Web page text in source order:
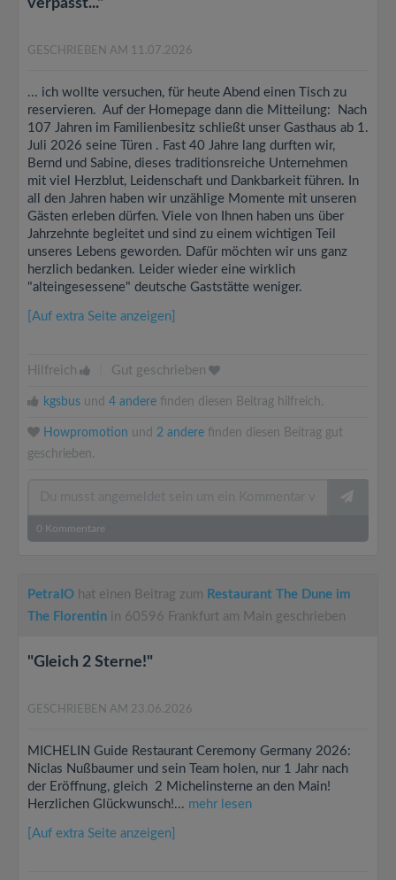
verpasst..."
GESCHRIEBEN AM 11.07.2026
... ich wollte versuchen, für heute Abend einen Tisch zu
reservieren. Auf der Homepage dann die Mitteilung: Nach
107 Jahren im Familienbesitz schließt unser Gasthaus ab 1.
Juli 2026 seine Türen . Fast 40 Jahre lang durften wir,
Bernd und Sabine, dieses traditionsreiche Unternehmen
mit viel Herzblut, Leidenschaft und Dankbarkeit führen. In
all den Jahren haben wir unzählige Momente mit unseren
Gästen erleben dürfen. Viele von Ihnen haben uns über
Jahrzehnte begleitet und sind zu einem wichtigen Teil
unseres Lebens geworden. Dafür möchten wir uns ganz
herzlich bedanken. Leider wieder eine wirklich
"alteingesessene" deutsche Gaststätte weniger.
[Auf extra Seite anzeigen]
Hilfreich Gut geschrieben
kgsbus und 4 andere finden diesen Beitrag hilfreich.
Howpromotion und 2 andere finden diesen Beitrag gut
geschrieben.
0 Kommentare
PetraIO hat einen Beitrag zum Restaurant The Dune im
The Florentin in 60596 Frankfurt am Main geschrieben
"Gleich 2 Sterne!"
GESCHRIEBEN AM 23.06.2026
MICHELIN Guide Restaurant Ceremony Germany 2026:
Niclas Nußbaumer und sein Team holen, nur 1 Jahr nach
der Eröffnung, gleich 2 Michelinsterne an den Main!
Herzlichen Glückwunsch!... mehr lesen
[Auf extra Seite anzeigen]